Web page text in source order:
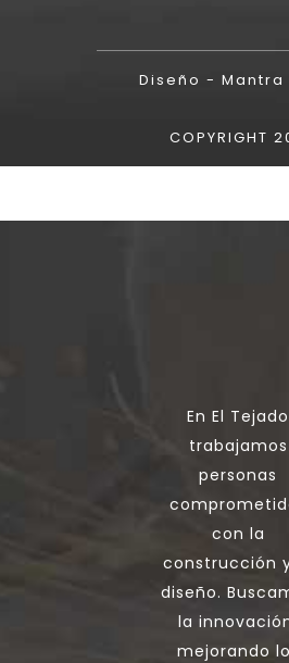
Diseño - Mantra
COPYRIGHT
En El Tejado
trabajamos
personas
con la
construcción
diseño.
la
mejorando